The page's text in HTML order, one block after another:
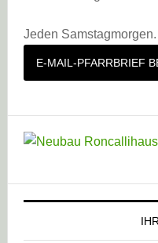
Jeden Samstagmorgen.
E-MAIL-PFARRBRIEF